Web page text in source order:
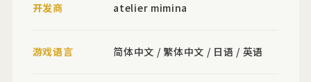
开发商 atelier mimina
游戏语言 简体中文 / 繁体中文 / 日语 / 英语